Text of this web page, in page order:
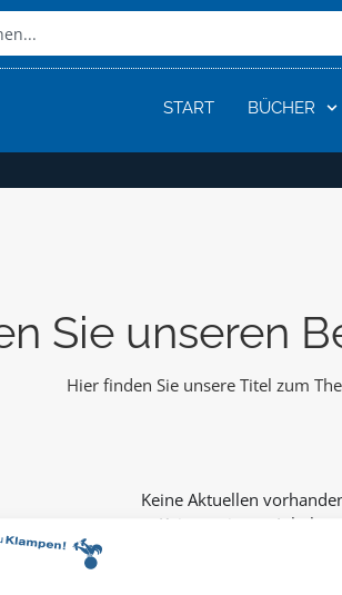
START BÜCHER
Sie unseren
Hier finden Sie unsere Titel zum
Keine weiteren Inhalte...